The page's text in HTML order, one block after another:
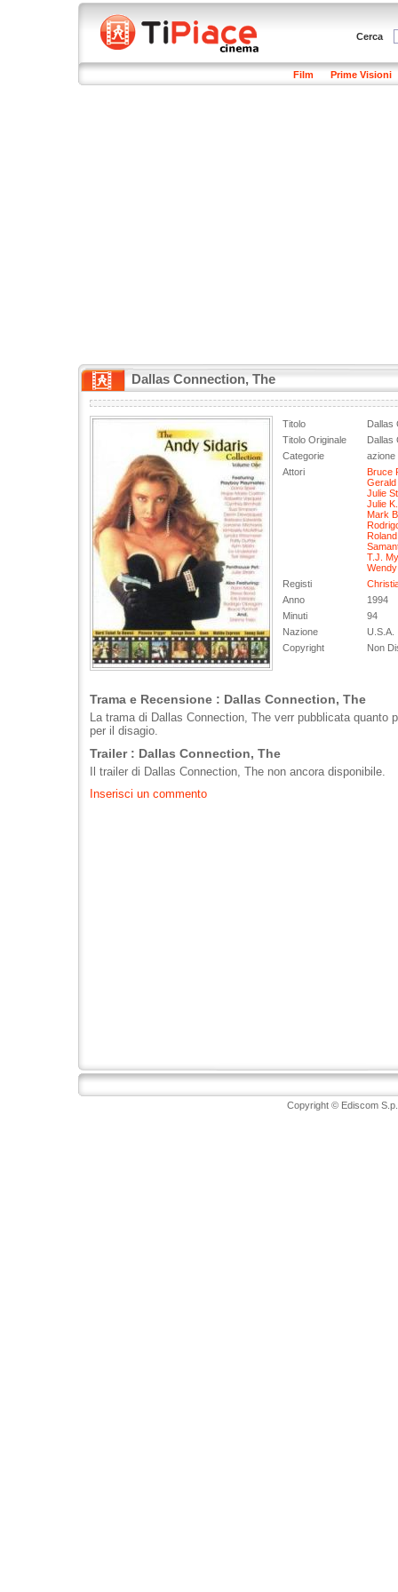
Cerca
Film Prime Visioni
Dallas Connection, The
Titolo
Dallas
Titolo Originale
Dallas
Categorie
azione
Attori
Bruce
Julie
Julie
Mark
T.J.
Registi
Anno
1994
Minuti
94
Nazione
U.S.A.
Copyright
Non
Trama e Recensione : Dallas Connection, The
La trama di Dallas Connection, The verr pubblicata quanto
per il disagio.
Trailer : Dallas Connection, The
Il trailer di Dallas Connection, The non ancora disponibile.
Inserisci un commento
Copyright © Ediscom